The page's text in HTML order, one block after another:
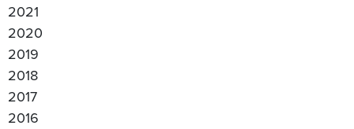
2021
2020
2019
2018
2017
2016